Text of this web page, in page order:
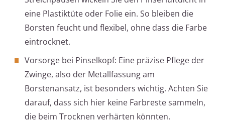
eine Plastiktüte oder Folie ein. So bleiben die
Borsten feucht und flexibel, ohne dass die Farbe
eintrocknet.
Vorsorge bei Pinselkopf: Eine präzise Pflege der
Zwinge, also der Metallfassung am
Borstenansatz, ist besonders wichtig. Achten Sie
darauf, dass sich hier keine Farbreste sammeln,
die beim Trocknen verhärten könnten.